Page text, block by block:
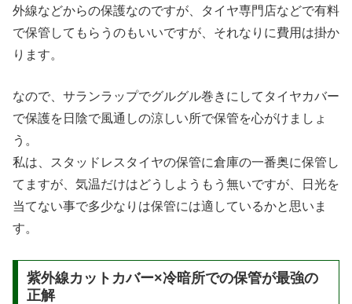
外線などからの保護なのですが、タイヤ専門店などで有料
で保管してもらうのもいいですが、それなりに費用は掛か
ります。
なので、サランラップでグルグル巻きにしてタイヤカバー
で保護を日陰で風通しの涼しい所で保管を心がけましょ
う。
私は、スタッドレスタイヤの保管に倉庫の一番奥に保管し
てますが、気温だけはどうしようもう無いですが、日光を
当てない事で多少なりは保管には適しているかと思いま
す。
紫外線カットカバー×冷暗所での保管が最強の
正解